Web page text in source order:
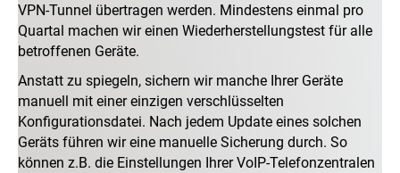
VPN-Tunnel übertragen werden. Mindestens einmal pro
Quartal machen wir einen Wiederherstellungstest für alle
betroffenen Geräte.
Anstatt zu spiegeln, sichern wir manche Ihrer Geräte
manuell mit einer einzigen verschlüsselten
Konfigurationsdatei. Nach jedem Update eines solchen
Geräts führen wir eine manuelle Sicherung durch. So
können z.B. die Einstellungen Ihrer VoIP-Telefonzentralen